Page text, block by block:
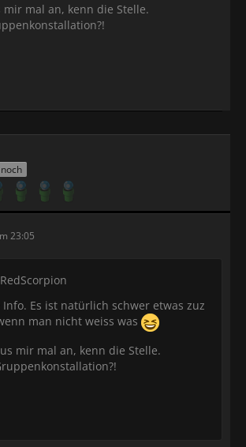
mir mal an, kenn die Stelle.
23:05
Es ist natürlich schwer etwas zuz
man nicht weiss was
mir mal an, kenn die Stelle.